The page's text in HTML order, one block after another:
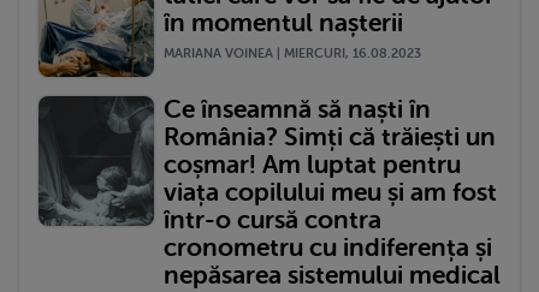
în momentul nașterii
MARIANA VOINEA | MIERCURI, 16.08.2023
Ce înseamnă să naști în
România? Simți că trăiești un
coșmar! Am luptat pentru
viața copilului meu și am fost
într-o cursă contra
cronometru cu indiferența și
nepăsarea sistemului medical